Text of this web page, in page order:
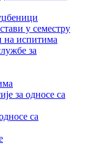
у семестру
на испитима
за
за односе са
са